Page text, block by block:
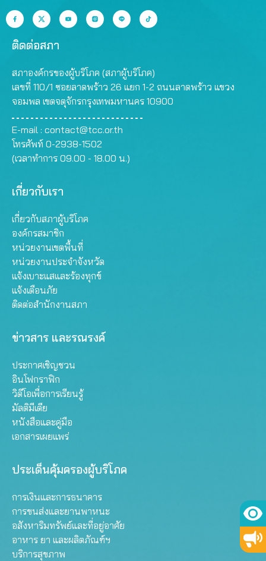
ติดต่อสภา
สภาองค์กรของผู้บริโภค (สภาผู้บริโภค)
เลขที่ 110/1 ซอยลาดพร้าว 26 แยก 1-2 ถนนลาดพร้าว แขวง
จอมพล เขตจตุจักรกรุงเทพมหานคร 10900
E-mail : contact@tcc.or.th
โทรศัพท์ 0-2938-1502
(เวลาทำการ 09.00 - 18.00 น.)
เกี่ยวกับเรา
เกี่ยวกับสภาผู้บริโภค
องค์กรสมาชิก
หน่วยงานเขตพื้นที่
หน่วยงานประจำจังหวัด
แจ้งเบาะแสและร้องทุกข์
แจ้งเตือนภัย
ติดต่อสำนักงานสภา
ข่าวสาร และรณรงค์
ประกาศเชิญชวน
อินโฟกราฟิก
วิดีโอเพื่อการเรียนรู้
มัลติมีเดีย
หนังสือและคู่มือ
เอกสารเผยแพร่
ประเด็นคุ้มครองผู้บริโภค
การเงินและการธนาคาร
การขนส่งและยานพาหนะ
อสังหาริมทรัพย์และที่อยู่อาศัย
อาหาร ยา และผลิตภัณฑ์ฯ
บริการสุขภาพ